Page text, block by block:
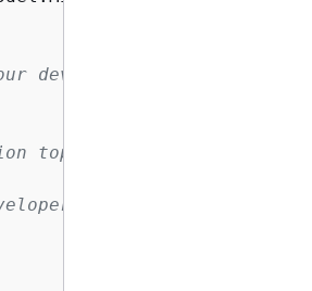
development
topic:
guide/get-started.html